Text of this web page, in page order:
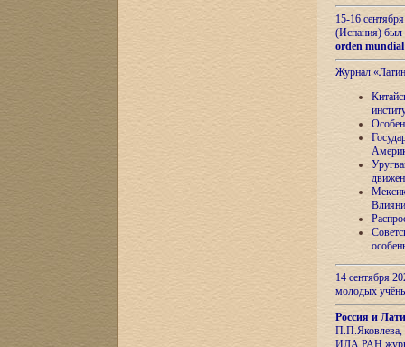
15-16
(Испания) был
orden
Журнал
14 сентября
молодых
Россия и
П.П.Яковлева,
ИЛА РАН